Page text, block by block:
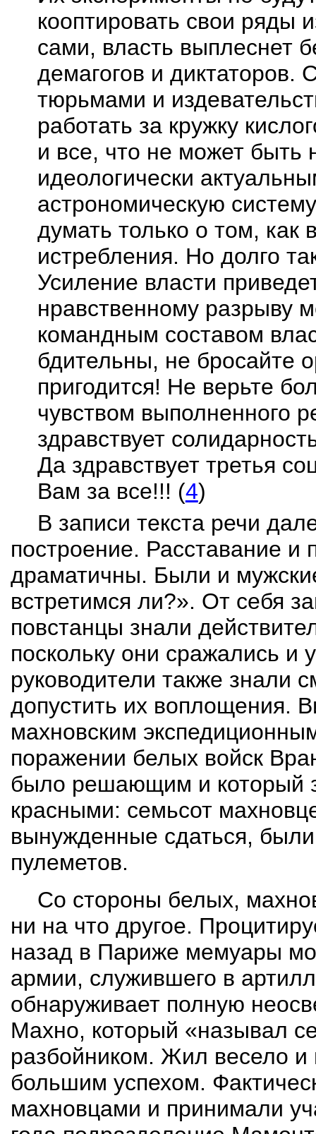
кооптировать свои ряды
сами, власть выплеснет
демагогов и диктаторов.
тюрьмами и
работать за кружку
и все, что не может быть
идеологически
астрономическую
думать только о том, как
истребления. Но долго
Усиление власти
нравственному разрыву
командным составом
бдительны, не бросайте
пригодится! Не верьте
чувством выполненного
здравствует
Да здравствует третья
Вам за все!!! (4)
В записи текста речи
построение. Расставание
драматичны. Были и
встретим­ся ли?». От себя
повстанцы знали
поскольку они сражались и
руко­водители также знали
допустить их воплощения.
махновским
поражении белых войск
было решающим и который
красными: семьсот
вынужденные сдаться,
пулеметов.
Со стороны белых,
ни на что другое.
назад в Париже мемуары
армии, служившего в
обнаружи­вает полную
Махно, который «называл
разбойником. Жил весело и
большим успехом.
махновцами и принимали